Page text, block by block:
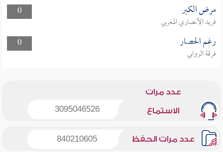
0
مرض الكبر
فريد الأنصاري المغربي
0
رغم الحصار
فرقة الروابي
عدد مرات
الاستماع 3095046526
عدد مرات الحفظ 840210605